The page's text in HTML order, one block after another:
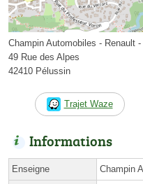
Champin Automobiles - Renault
49 Rue des Alpes
42410 Pélussin
Trajet Waze
Informations
Enseigne Champin